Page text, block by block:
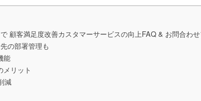
顧客満足度改善カスタマーサービスの向上FAQ & お問合わ
の部署管理も
能
メリット
減